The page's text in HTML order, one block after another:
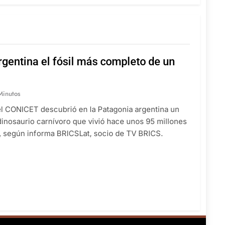
el fósil más completo de un
descubrió en la Patagonia argentina un
carnívoro que vivió hace unos 95 millones
informa BRICSLat, socio de TV BRICS.